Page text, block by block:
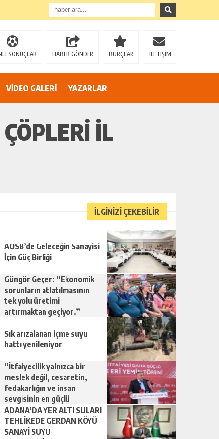
SONUÇLAR HABER GÖNDER BURÇLAR İLETİŞİM
VİDEO GALERİ YAZARLAR
İL
İLGİNİZİ ÇEKEBİLİR
AOSB’de Geleceğin Sanayisi
İçin Güç Birliği
Güngör Geçer: “Ekonomik
sorunların atlatılmasının
tek yolu üretimi
artırmaktan geçiyor.”
Sık arızalanan içme suyu
hattı yenileniyor
“İtfaiyecilik yalnızca bir
meslek değil, cesaretin,
fedakarlığın ve insan
sevgisinin en güçlü
temsilidir.”
ADANA’DA YER ALTI SULARI
TEHLİKEDE GERDAN KÖYÜ
SANAYİ SUYU